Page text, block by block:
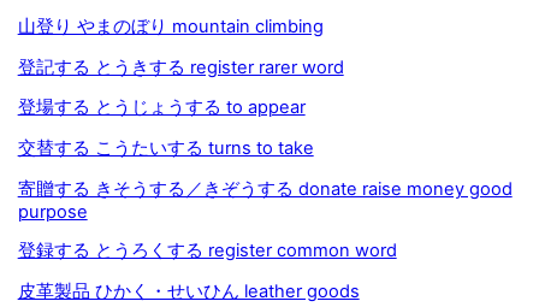
山登り やまのぼり mountain climbing
登記する とうきする register rarer word
登場する とうじょうする to appear
交替する こうたいする turns to take
寄贈する きそうする／きぞうする donate raise money good
purpose
登録する とうろくする register common word
皮革製品 ひかく・せいひん leather goods